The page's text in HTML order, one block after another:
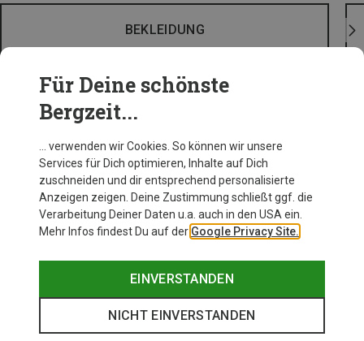
BEKLEIDUNG
Für Deine schönste
Bergzeit...
… verwenden wir Cookies. So können wir unsere
Services für Dich optimieren, Inhalte auf Dich
zuschneiden und dir entsprechend personalisierte
Anzeigen zeigen. Deine Zustimmung schließt ggf. die
Verarbeitung Deiner Daten u.a. auch in den USA ein.
Mehr Infos findest Du auf der Google Privacy Site.
EINVERSTANDEN
NICHT EINVERSTANDEN